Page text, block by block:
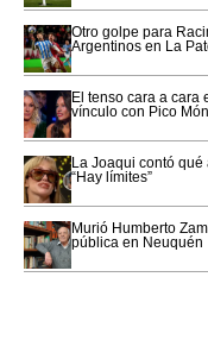
Otro golpe para
Argentinos en La
El tenso cara a cara
vínculo con Pico
La Joaqui contó
“Hay límites”
Murió Humberto
pública en Neuquén